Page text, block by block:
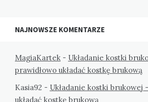
NAJNOWSZE KOMENTARZE
MagiaKartek - Układanie kostki
prawidłowo układać kostkę brukową
Kasia92 - Układanie kostki brukowej
układać kostkę brukową